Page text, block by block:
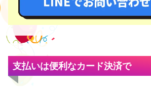
支払いは便利なカード決済で